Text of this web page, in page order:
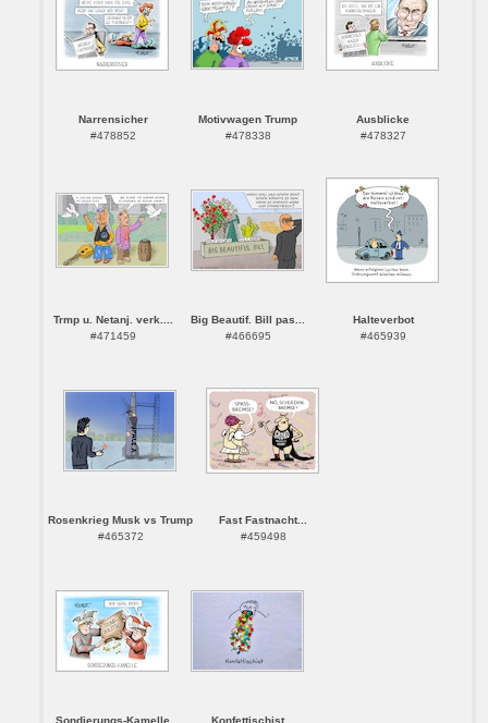
Narrensicher
#478852
Motivwagen Trump
#478338
Ausblicke
#478327
Trmp u. Netanj. verk....
#471459
Big Beautif. Bill pas...
#466695
Halteverbot
#465939
Rosenkrieg Musk vs Trump
#465372
Fast Fastnacht...
#459498
Sondierungs-Kamelle Konfettischist